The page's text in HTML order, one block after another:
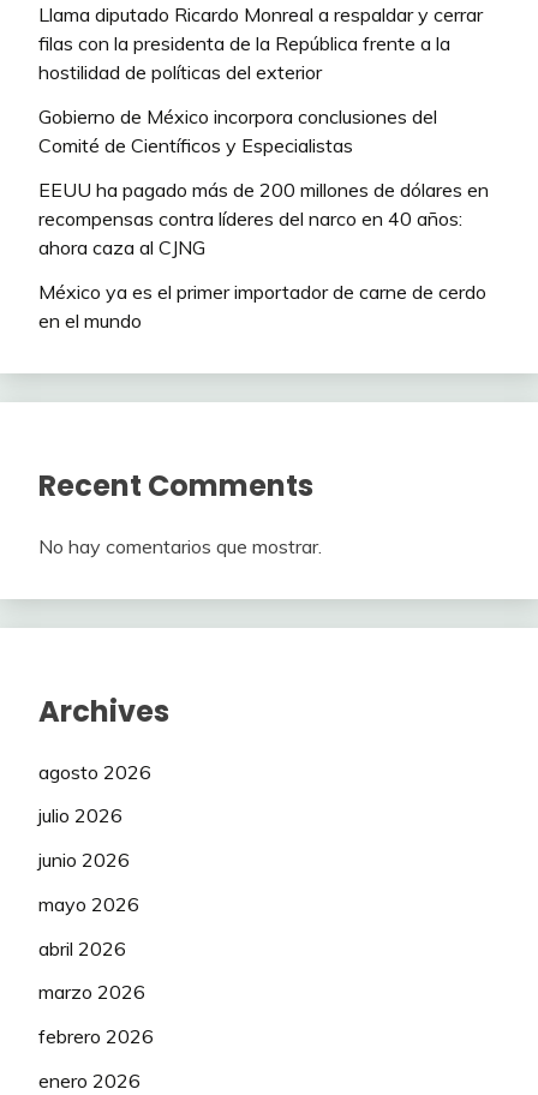
Llama diputado Ricardo Monreal a respaldar y cerrar
filas con la presidenta de la República frente a la
hostilidad de políticas del exterior
Gobierno de México incorpora conclusiones del
Comité de Científicos y Especialistas
EEUU ha pagado más de 200 millones de dólares en
recompensas contra líderes del narco en 40 años:
ahora caza al CJNG
México ya es el primer importador de carne de cerdo
en el mundo
Recent Comments
No hay comentarios que mostrar.
Archives
agosto 2026
julio 2026
junio 2026
mayo 2026
abril 2026
marzo 2026
febrero 2026
enero 2026